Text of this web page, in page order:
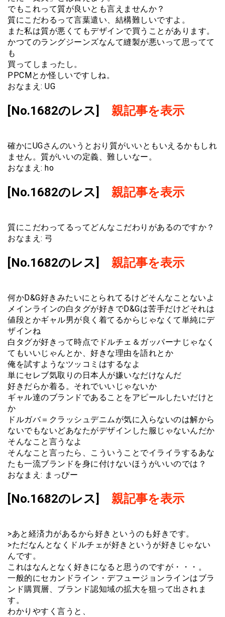
でもこれって質が良いとも言えませんか？
質にこだわるって言葉遣い、結構難しいですよ。
また私は質が悪くてもデザインで買うことがあります。
かつてのラングジーンズなんて縫製が悪いって思ってて
も
買ってしまったし。
PPCMとか怪しいですしね。
おなまえ: UG
[No.1682のレス] 親記事を表示
確かにUGさんのいうとおり質がいいともいえるかもしれ
ません。質がいいの定義、難しいなー。
おなまえ: ho
[No.1682のレス] 親記事を表示
質にこだわってるってどんなこだわりがあるのですか？
おなまえ: 弓
[No.1682のレス] 親記事を表示
何かD&G好きみたいにとられてるけどそんなことないよ
メインラインの白タグが好きでD&Gは苦手だけどそれは
値段とかギャル男が良く着てるからじゃなくて単純にデ
ザインね
白タグが好きって時点でドルチェ＆ガッバーナじゃなく
てもいいじゃんとか、好きな理由を語れとか
俺を試すようなツッコミはするなよ
単にセレブ気取りの日本人が嫌いなだけなんだ
好きだらか着る。それでいいじゃないか
ギャル達のブランドであることをアピールしたいだけと
か
ドルガバ＝クラッシュデニムが気に入らないのは解から
ないでもないどあなたがデザインした服じゃないんだか
そんなこと言うなよ
そんなこと言ったら、こういうことでイライラするあな
たも一流ブランドを身に付けないほうがいいのでは？
おなまえ: まっぴー
[No.1682のレス] 親記事を表示
>あと経済力があるから好きというのも好きです。
>ただなんとなくドルチェが好きというが好きじゃない
んです。
これはなんとなく好きになると思うのですが・・・。
一般的にセカンドライン・デフュージョンラインはブラ
ンド購買層、ブランド認知域の拡大を狙って出されま
す。
わかりやすく言うと、